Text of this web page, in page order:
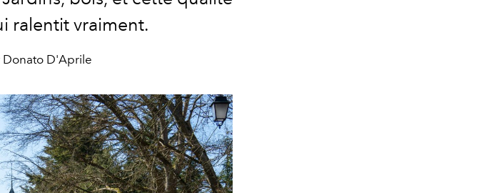
ralentit vraiment.
D'Aprile